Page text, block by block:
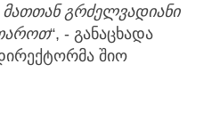
მათთან გრძელვადიანი
“, - განაცხადა
შიო